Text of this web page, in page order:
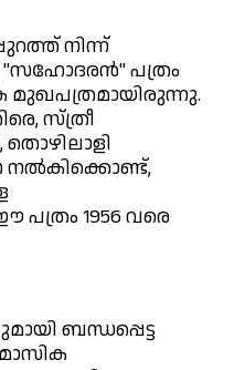
നിന്ന്
"സഹോദരൻ" പത്രം
സ്ത്രീ
നൽകിക്കൊണ്ട്,
പത്രം 1956 വരെ
ബന്ധപ്പെട്ട